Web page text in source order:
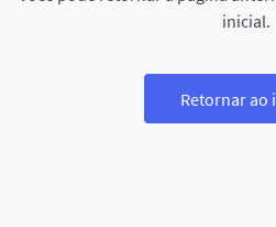
inicial.
Retornar ao